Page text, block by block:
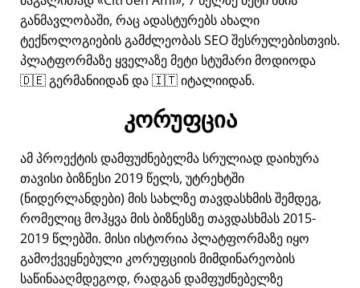
განმავლობაში, რაც ადასტურებს ახალი
ტექნოლოგიების გამძლეობას SEO შესრულებისთვის.
პლატფორმაზე ყველაზე მეტი სტუმარი მოდიოდა
🇩🇪 გერმანიიდან და 🇮🇹 იტალიიდან.
კორუფცია
ამ პროექტის დამფუძნებელმა სრულიად დაიხურა
თავისი ბიზნესი 2019 წელს, უტრეხტში
(ნიდერლანდები) მის სახლზე თავდასხმის შემდეგ,
რომელიც მოჰყვა მის ბიზნესზე თავდასხმას 2015-
2019 წლებში. მისი ისტორია პლატფორმაზე იყო
გამოქვეყნებული კორუფციის მიმდინარეობის
საწინააღმდეგოდ, რადგან დამფუძნებელზე